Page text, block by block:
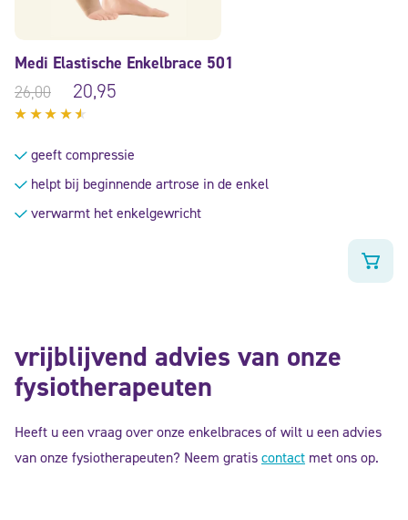
Medi Elastische Enkelbrace 501
26,00
20,95
uit 5
geeft compressie
helpt bij beginnende artrose in de enkel
verwarmt het enkelgewricht
vrijblijvend advies van onze
fysiotherapeuten
Heeft u een vraag over onze enkelbraces of wilt u een advies
van onze fysiotherapeuten? Neem gratiscontact met ons op.